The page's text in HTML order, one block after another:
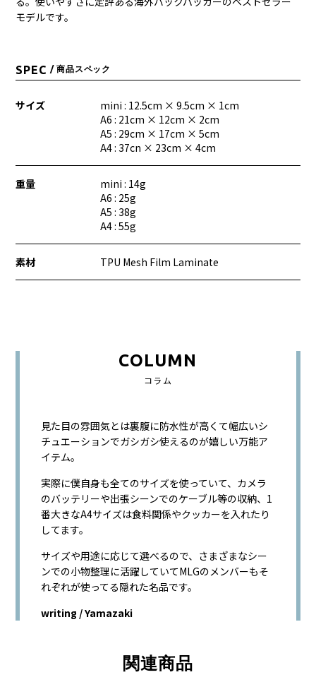
モデルです。
SPEC / 商品スペック
サイズ
mini : 12.5cm × 9.5cm × 1cm
A6 : 21cm × 12cm × 2cm
A5 : 29cm × 17cm × 5cm
A4 : 37cn × 23cm × 4cm
重量
mini : 14g
A6 : 25g
A5 : 38g
A4 : 55g
素材 TPU Mesh Film Laminate
COLUMN
コラム
見た目の雰囲気とは裏腹に防水性が高くて幅広いシ
チュエーションでガシガシ使えるのが嬉しい万能ア
イテム。
実際に僕自身も全てのサイズを使っていて、カメラ
のバッテリーや出張シーンでのケーブル等の収納、1
番大きなA4サイズは食料関係やクッカーを入れたり
してます。
サイズや用途に応じて選べるので、さまざまなシー
ンでの小物整理に活躍していてMLGのメンバーもそ
れぞれが使ってる隠れた名品です。
writing / Yamazaki
関連商品